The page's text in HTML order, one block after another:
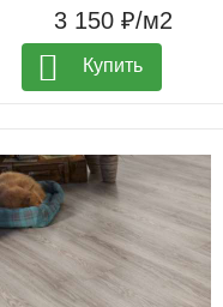
3 150 ₽/м2
Купить